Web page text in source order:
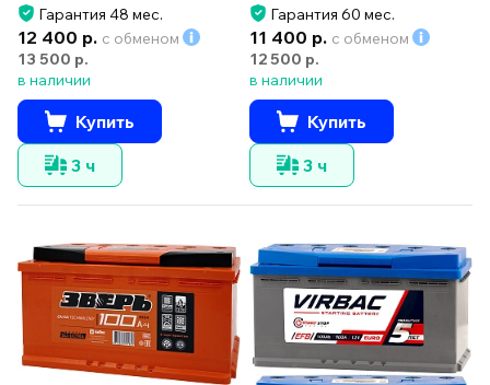
Гарантия 48 мес.
12 400 р. с обменом
13 500 р.
в наличии
Купить
3 ч
Гарантия 60 мес.
11 400 р. с обменом
12 500 р.
в наличии
Купить
3 ч